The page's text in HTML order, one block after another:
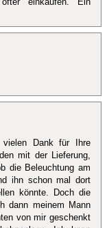
vielen Dank für Ihre
mit der Lieferung,
die Beleuchtung am
ihn schon mal dort
könnte. Doch die
dann meinem Mann
von mir geschenkt